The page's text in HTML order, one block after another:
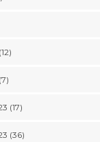
(17)
(36)